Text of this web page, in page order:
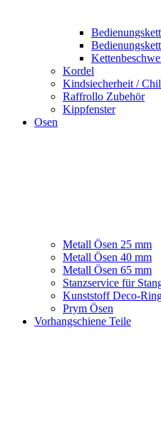
Kordel
Kindsiecherheit /
Raffrollo Zubehör
Kippfenster
Osen
Metall Ösen 25 mm
Metall Ösen 40 mm
Metall Ösen 65 mm
Stanzservice für
Kunststoff Deco-
Prym Ösen
Vorhangschiene Teile